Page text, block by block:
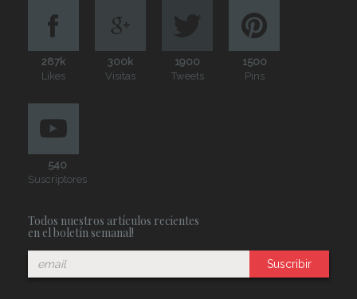
287k
Likes
300k
Visitas
1900
Tweets
1500
Pins
540
Suscriptores
Todos nuestros artículos recientes
en el boletín semanal!
Suscribir